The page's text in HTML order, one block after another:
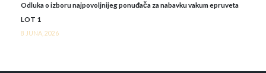
Odluka o izboru najpovoljnijeg ponuđača za nabavku vakum epruveta
LOT 1
8 JUNA, 2026